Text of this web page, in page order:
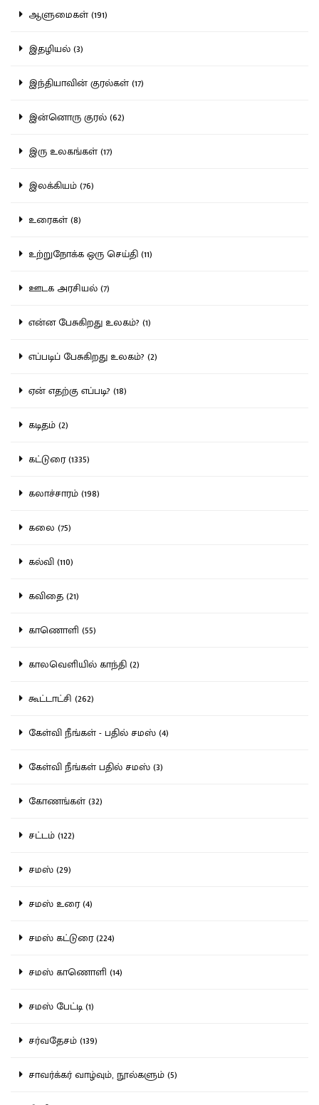
ஆளுமைகள் (191)
இதழியல் (3)
இந்தியாவின் குரல்கள் (17)
இன்னொரு குரல் (62)
இரு உலகங்கள் (17)
இலக்கியம் (76)
உரைகள் (8)
உற்றுநோக்க ஒரு செய்தி (11)
ஊடக அரசியல் (7)
என்ன பேசுகிறது உலகம்? (1)
எப்படிப் பேசுகிறது உலகம்? (2)
ஏன் எதற்கு எப்படி? (18)
கடிதம் (2)
கட்டுரை (1335)
கலாச்சாரம் (198)
கலை (75)
கல்வி (110)
கவிதை (21)
காணொளி (55)
காலவெளியில் காந்தி (2)
கூட்டாட்சி (262)
கேள்வி நீங்கள் - பதில் சமஸ் (4)
கேள்வி நீங்கள் பதில் சமஸ் (3)
கோணங்கள் (32)
சட்டம் (122)
சமஸ் (29)
சமஸ் உரை (4)
சமஸ் கட்டுரை (224)
சமஸ் காணொளி (14)
சமஸ் பேட்டி (1)
சர்வதேசம் (139)
சாவர்க்கர் வாழ்வும், நூல்களும் (5)